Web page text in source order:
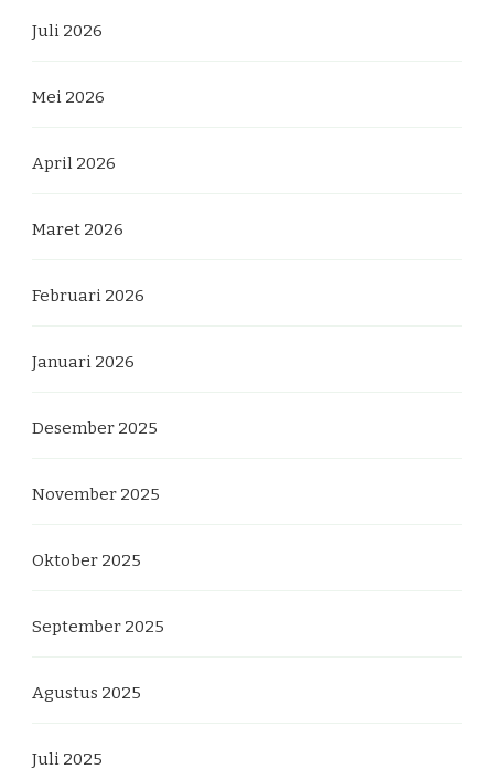
Juli 2026
Mei 2026
April 2026
Maret 2026
Februari 2026
Januari 2026
Desember 2025
November 2025
Oktober 2025
September 2025
Agustus 2025
Juli 2025